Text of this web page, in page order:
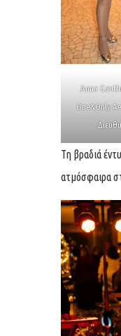
Anna
One&Only
Τη βραδιά
ατμόσφαιρα